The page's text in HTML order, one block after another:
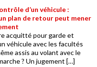
d’un véhicule :
plan de retour peut mener
acquitté pour garde et
véhicule avec les facultés
assis au volant avec le
? Un jugement […]